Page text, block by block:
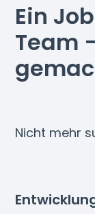
Ein
Team
Nicht mehr